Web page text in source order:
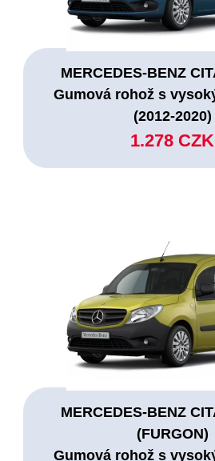
MERCEDES-BENZ
Gumová rohož s
(2012-2020)
1.278 CZK
MERCEDES-BENZ
(FURGON)
Gumová rohož s